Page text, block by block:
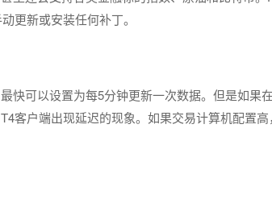
更新或安装任何补丁。
快可以设置为每5分钟更新一次数据。但是如果
客户端出现延迟的现象。如果交易计算机配置